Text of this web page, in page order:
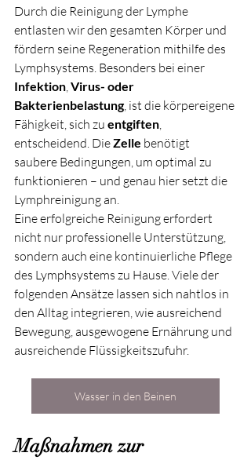
Durch die Reinigung der Lymphe
entlasten wir den gesamten Körper und
fördern seine Regeneration mithilfe des
Lymphsystems. Besonders bei einer
Infektion Virus- oder
Bakterienbelastung, ist die körpereigene
Fähigkeit, sich zu entgiften
entscheidend. Die Zelle benötigt
saubere Bedingungen, um optimal zu
funktionieren – und genau hier setzt die
Lymphreinigung an.
Eine erfolgreiche Reinigung erfordert
nicht nur professionelle Unterstützung,
sondern auch eine kontinuierliche Pflege
des Lymphsystems zu Hause. Viele der
folgenden Ansätze lassen sich nahtlos in
den Alltag integrieren, wie ausreichend
Bewegung, ausgewogene Ernährung und
ausreichende Flüssigkeitszufuhr.
Wasser in den Beinen
Maßnahmen zur